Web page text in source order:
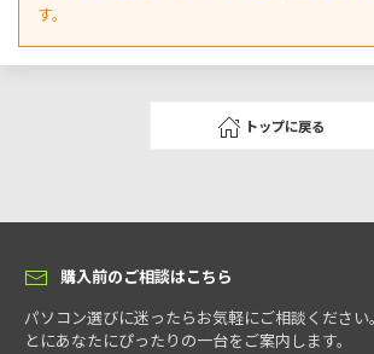
す。
トップに戻る
購入前のご相談はこちら
パソコン選びに迷ったらお気軽にご相談くださ
とにあなたにぴったりの一台をご案内します。